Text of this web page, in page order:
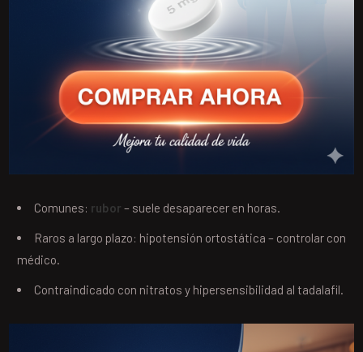
Comunes: rubor – suele desaparecer en horas.
Raros a largo plazo: hipotensión ortostática – controlar con
médico.
Contraindicado con nitratos y hipersensibilidad al tadalafil.